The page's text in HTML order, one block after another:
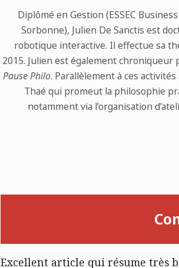
Diplômé en Gestion (ESSEC
Sorbonne), Julien De Sanctis est
robotique interactive. Il effectue sa
2015. Julien est également chroniqueur
Pause Philo. Parallèlement à ces activités
Thaé qui promeut la philosophie
notamment via l’organisation
Excellent article qui résume très